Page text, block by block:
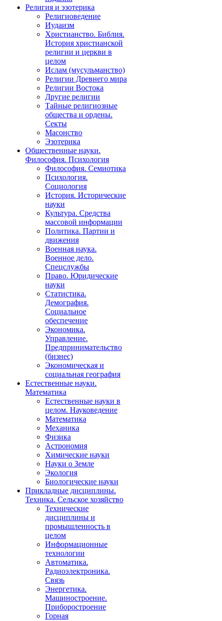
Религия и эзотерика
Религиоведение
Иудаизм
Христианство. Библия.
История христианской
религии и церкви в
целом
Ислам (мусульманство)
Религии Древнего мира
Религии Востока
Другие религии
Тайные религиозные
общества и ордены.
Секты
Масонство
Эзотерика
Общественные науки.
Философия. Психология
Философия. Семиотика
Психология.
Социология
История. Исторические
науки
Культура. Средства
массовой информации
Политика. Партии и
движения
Военная наука.
Военное дело.
Спецслужбы
Право. Юридические
науки
Статистика.
Демография.
Социальное
обеспечение
Экономика.
Управление.
Предпринимательство
(бизнес)
Экономическая и
социальная география
Естественные науки.
Математика
Естественные науки в
целом. Науковедение
Математика
Механика
Физика
Астрономия
Химические науки
Науки о Земле
Экология
Биологические науки
Прикладные дисциплины.
Техника. Сельское хозяйство
Технические
дисциплины и
промышленность в
целом
Информационные
технологии
Автоматика.
Радиоэлектроника.
Связь
Энергетика.
Машиностроение.
Приборостроение
Горная